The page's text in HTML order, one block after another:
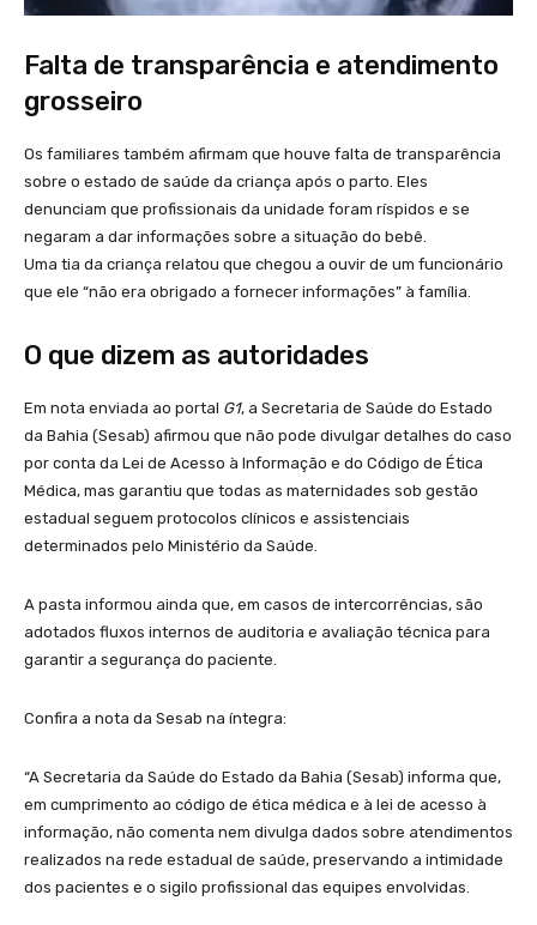
Falta de transparência e atendimento
grosseiro
Os familiares também afirmam que houve falta de transparência
sobre o estado de saúde da criança após o parto. Eles
denunciam que profissionais da unidade foram ríspidos e se
negaram a dar informações sobre a situação do bebê.
Uma tia da criança relatou que chegou a ouvir de um funcionário
que ele “não era obrigado a fornecer informações” à família.
O que dizem as autoridades
Em nota enviada ao portal G1, a Secretaria de Saúde do Estado
da Bahia (Sesab) afirmou que não pode divulgar detalhes do caso
por conta da Lei de Acesso à Informação e do Código de Ética
Médica, mas garantiu que todas as maternidades sob gestão
estadual seguem protocolos clínicos e assistenciais
determinados pelo Ministério da Saúde.
A pasta informou ainda que, em casos de intercorrências, são
adotados fluxos internos de auditoria e avaliação técnica para
garantir a segurança do paciente.
Confira a nota da Sesab na íntegra:
“A Secretaria da Saúde do Estado da Bahia (Sesab) informa que,
em cumprimento ao código de ética médica e à lei de acesso à
informação, não comenta nem divulga dados sobre atendimentos
realizados na rede estadual de saúde, preservando a intimidade
dos pacientes e o sigilo profissional das equipes envolvidas.